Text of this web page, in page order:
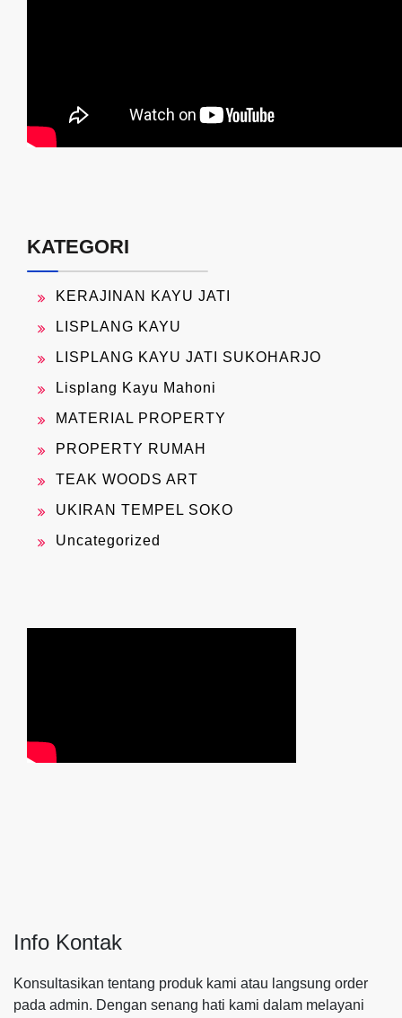
KATEGORI
KERAJINAN KAYU JATI
LISPLANG KAYU
LISPLANG KAYU JATI SUKOHARJO
Lisplang Kayu Mahoni
MATERIAL PROPERTY
PROPERTY RUMAH
TEAK WOODS ART
UKIRAN TEMPEL SOKO
Uncategorized
Info Kontak
Konsultasikan tentang produk kami atau langsung order
pada admin. Dengan senang hati kami dalam melayani